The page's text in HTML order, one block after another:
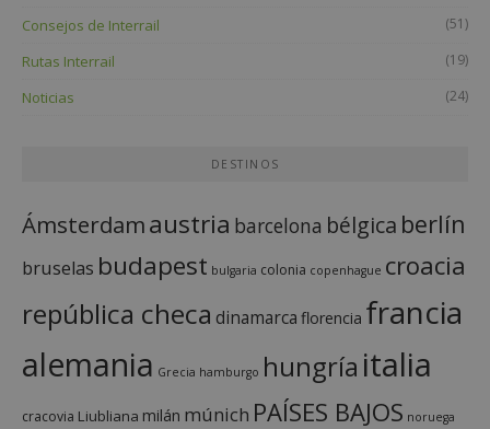
Consejos de Interrail (51)
Rutas Interrail (19)
Noticias (24)
DESTINOS
Ámsterdamaustria barcelona bélgica berlín
bruselas budapest bulgaria colonia copenhague croacia
república checa dinamarca florencia francia
alemania Grecia hamburgo hungría italia
cracovia Liubliana milán múnich PAÍSES BAJOS noruega